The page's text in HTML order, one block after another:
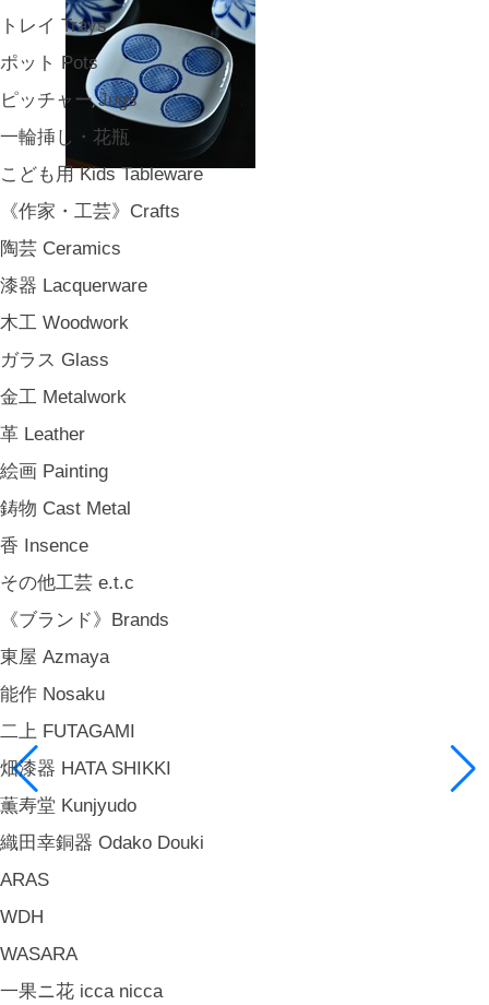
トレイ Trays
ポット Pots
ピッチャー Jugs
一輪挿し・花瓶
こども用 Kids Tableware
《作家・工芸》Crafts
陶芸 Ceramics
漆器 Lacquerware
木工 Woodwork
ガラス Glass
金工 Metalwork
革 Leather
絵画 Painting
鋳物 Cast Metal
香 Insence
その他工芸 e.t.c
《ブランド》Brands
東屋 Azmaya
能作 Nosaku
二上 FUTAGAMI
畑漆器 HATA SHIKKI
薫寿堂 Kunjyudo
織田幸銅器 Odako Douki
ARAS
WDH
WASARA
一果ニ花 icca nicca